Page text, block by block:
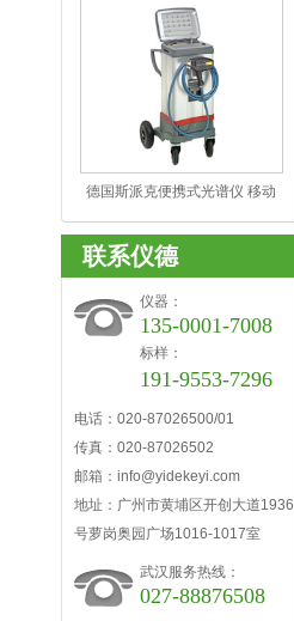
GDA750/GDA550
德国斯派克便携式光谱仪 移动
联系仪德
仪器：
135-0001-7008
标样：
191-9553-7296
电话：020-87026500/01
传真：020-87026502
邮箱：info@yidekeyi.com
地址：广州市黄埔区开创大道1936
号萝岗奥园广场1016-1017室
武汉服务热线：
027-88876508